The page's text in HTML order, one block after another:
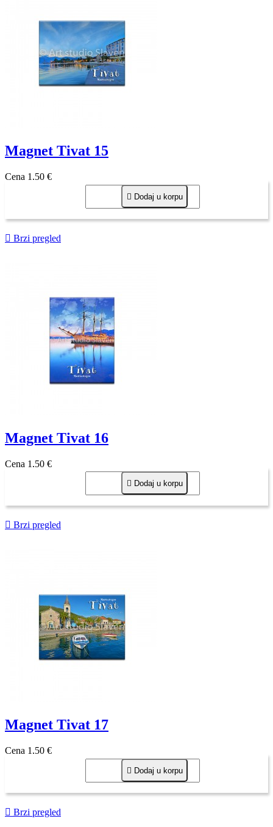
Magnet Tivat 15
Cena 1,50 €
 Dodaj u korpu
 Brzi pregled
Magnet Tivat 16
Cena 1,50 €
 Dodaj u korpu
 Brzi pregled
Magnet Tivat 17
Cena 1,50 €
 Dodaj u korpu
 Brzi pregled